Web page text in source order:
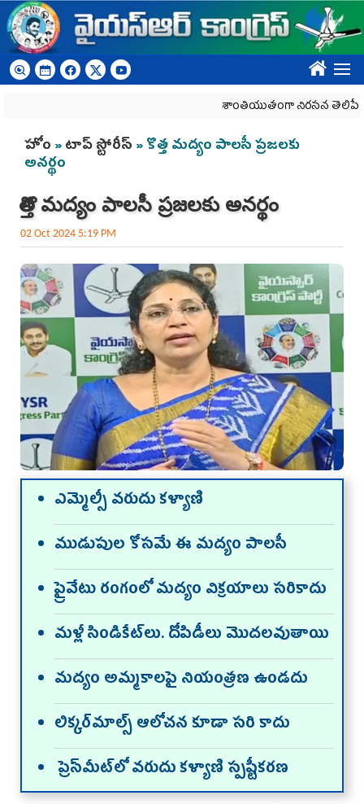
Skip to main content
????
శాంతియుతంగా నిరసన తెలిపే
You are here
హోం »టాప్ స్టోరీస్ » కొత్త మద్యం పాలసీ ప్రజలకు
అనర్థం
కొత్త మద్యం పాలసీ ప్రజలకు అనర్థం
02 Oct 2024 5:19 PM
ఎమ్మెల్సీ వ‌రుదు క‌ళ్యాణి
ముడుపుల కోసమే ఈ మద్యం పాలసీ
ప్రైవేటు రంగంలో మద్యం విక్రయాలు సరికాదు
మళ్లీ సిండికేట్‌లు. దోపిడీలు మొదలవుతాయి
మద్యం అమ్మకాలపై నియంత్రణ ఉండదు
లిక్కర్‌మాల్స్‌ ఆలోచన కూడా సరి కాదు
ప్రెస్‌మీట్‌లో వరుదు కళ్యాణి స్పష్టీకరణ